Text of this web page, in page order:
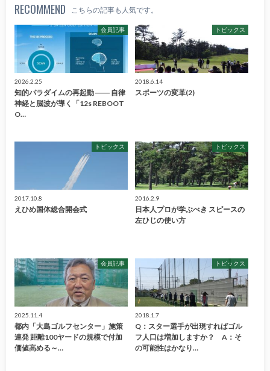
RECOMMEND こちらの記事も人気です。
会員記事
2026.2.25
知的パラダイムの再起動 ―― 自律
神経と脳波が導く「12s REBOOT
O…
トピックス
2018.6.14
スポーツの変革(2)
トピックス
2017.10.8
えひめ国体総合開会式
トピックス
2016.2.9
日本人プロが学ぶべき スピースの
左ひじの使い方
会員記事
2025.11.4
都内「大島ゴルフセンター」施策
連発 距離100ヤードの規模で付加
価値高める～…
トピックス
2018.1.7
Q：スター選手が出現すればゴル
フ人口は増加しますか？ A：そ
の可能性はかなり…